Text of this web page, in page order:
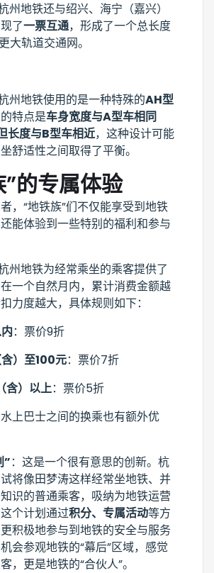
州地铁还与绍兴、海宁（嘉兴）
了一票互通，形成了一个总长度
大轨道交通网。
州地铁使用的是一种特殊的AH型
特点是车身宽度与A型车相同
长度与B型车相近，这种设计可能
舒适性之间取得了平衡。
”的专属体验
，“地铁族”们不仅能享受到地铁
能体验到一些特别的福利和参与
州地铁为经常乘坐的乘客提供了
一个自然月内，累计消费金额越
力度越大，具体规则如下：
：票价9折
）至100元：票价7折
含）以上：票价5折
上巴士之间的换乘也有额外优
”：这是一个很有意思的创新。杭
将像田梦涛这样经常坐地铁、并
识的普通乘客，吸纳为地铁运营
个计划通过积分、专属活动等方
积极地参与到地铁的安全与服务
会参观地铁的“幕后”区域，感觉
，更是地铁的“合伙人”。